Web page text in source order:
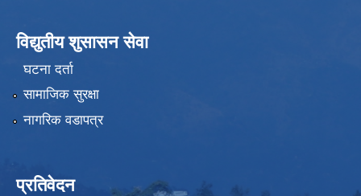
विद्युतीय शुसासन सेवा
घटना दर्ता
सामाजिक सुरक्षा
नागरिक वडापत्र
प्रतिवेदन